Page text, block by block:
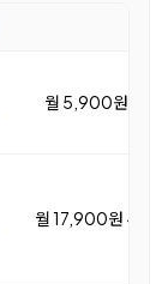
월 5,900원 ~
월 17,900원 ~